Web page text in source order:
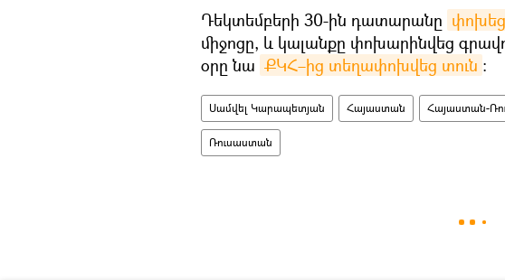
Դեկտեմբերի 30-ին դատարանը փոխեց
միջոցը, և կալանքը փոխարինվեց
օրը նա ՔԿՀ–ից տեղափոխվեց տուն ։
Սամվել Կարապետյան Հայաստան Հայաստան-
Ռուսաստան